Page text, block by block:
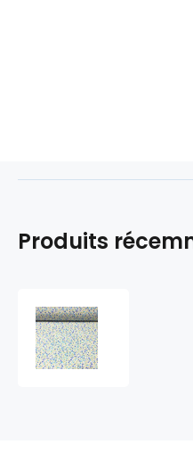
Produits